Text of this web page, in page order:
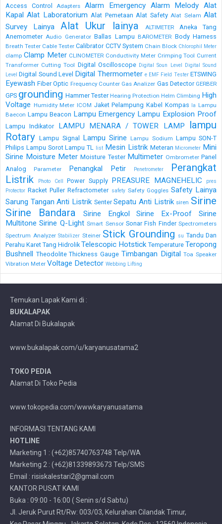
Access Control Adapters Alarm Emergency Alarm Melody Alat
Kapal Alat Laboratorium Alat Pemetaan Alat Safety Alat Selam Alat
Survey Lainya
Alat Ukur lainya ALTIMETER
Aneka Tang
Anemometer Audio Generator Ballas Lampu BAROMETER Body Harness
Breath Tester Cable Tester Calibrator CCTV System Chain Block Chlorophil Meter
clamp Clamp Meter CLINOMETER Conductivity Meter Crimping Tool Current
Transformer Cutting Tool Digital Oscilloscope Digital Soun Level Digital Sound
Level Digital Sound Level Digital Thermometer e EMF Field Tester ETSWING
Eyewash Fiber Optic Frequency Counter Gas Analizer Gas Detector GERBER
GPS grounding Hammer Tester Hearing Protection Helm Climbing High
Voltage Humidity Meter ICOM Jaket Pelampung Kabel Kompas la Lampu
Baecon Lampu Beacon Lampu Emergency Lampu Explosion Proof
Lampu Indikator LAMPU MENARA / TOWER LAMP
lampu
Rotary Lampu Signal Lampu Sirine Lampu Sodium Lampu SON-T
Philips Lampu Sorot Lampu TL list Mesin Listrik Meteran Micrometer Mini
Sirine Moisture Meter Moisture Tester Multimeter Ombrometer Panel
Analog
Parameter Penangkal Petir Penetrometer
Perangkat
Listrik
Photo Cell Power Supply PREASURE MAGNEHELIC
pres
Protector Racket Puller Refractometer safety Safety Goggles Safety Lainya
Sarung Tangan Anti Listrik Senter Sepatu Anti Listrik siren Sirine
Sirine Bandara
Sirine Engkol Sirine Ex-Proof
Sirine
Multitone Sirine Q-Light Smart Sensor Sonar Fish Finder Spectrometers
Spectrum Analyzer Stabilizer Steiner Stick Grounding su Tandu Dan
Perahu Karet Tang Hidrolik Telescopic Hotstick Temperature Teropong
Bushnell Theodolite Thickness Gauge Timbangan Digital Toa Speaker
Vibration Meter Voltage Detector Webbing Lifting
Temukan Lapak Kami di :
BUKALAPAK
Alamat Di Bukalapak
www.bukalapak.com/u/karyanusatama2
TOKO PEDIA
Alamat Di Toko Pedia
www.tokopedia.com/wwwkaryanusatama
INFORMASI TENTANG KAMI
HOTLINE
Marketing 1 : (+62)85740763748 Telp/WA
Marketing 2 : (+62)81339893673 Telp/SMS
Email : risiskalestari2@gmail.com
KANTOR PUSAT KAMI
Buka : 09:00 - 16:00 ( Senin s/d Sabtu)
Jl. Jeruk Purut Rt/Rw: 003/03, Kelurahan Cilandak Timur,